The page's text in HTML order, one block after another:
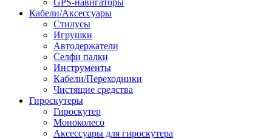
GPS-навигаторы
Кабели/Аксессуары
Стилусы
Игрушки
Автодержатели
Селфи палки
Инструменты
Кабели/Переходники
Чистящие средства
Гироскутеры
Гироскутер
Моноколесо
Аксессуары для гироскутера